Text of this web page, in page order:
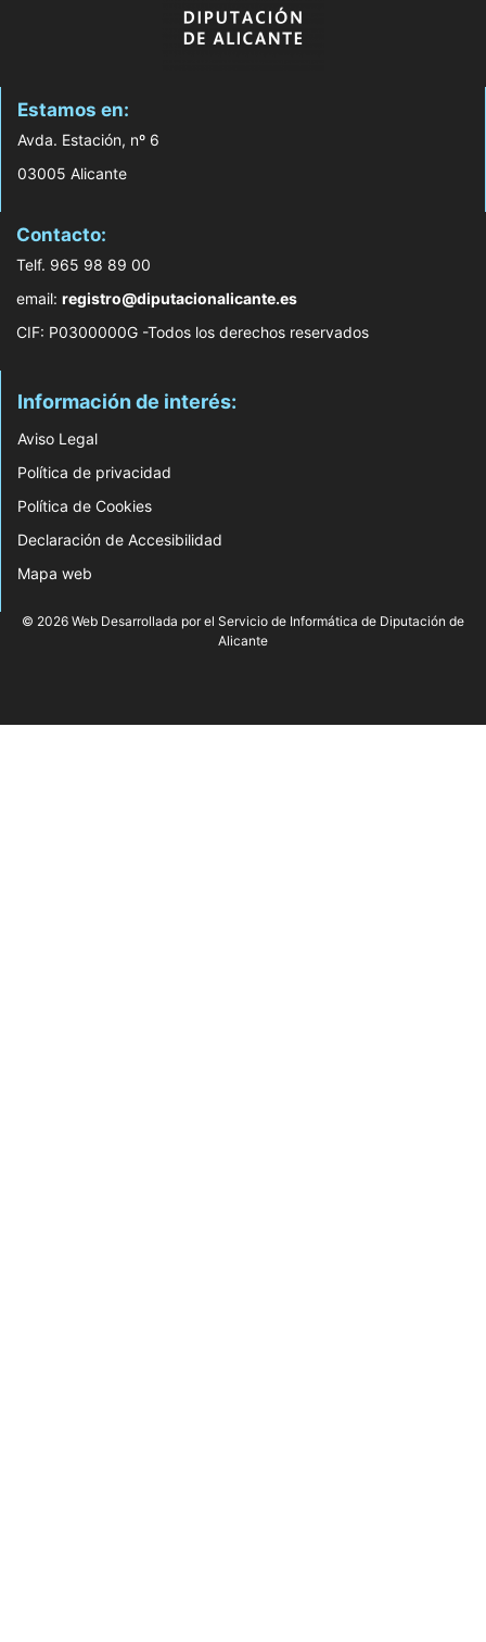
Estamos en:
Avda. Estación, nº 6
03005 Alicante
Contacto:
Telf. 965 98 89 00
email: registro@diputacionalicante.es
CIF: P0300000G -Todos los derechos reservados
Información de interés:
Aviso Legal
Política de privacidad
Política de Cookies
Declaración de Accesibilidad
Mapa web
© 2026 Web Desarrollada por el Servicio de Informática de Diputación de
Alicante